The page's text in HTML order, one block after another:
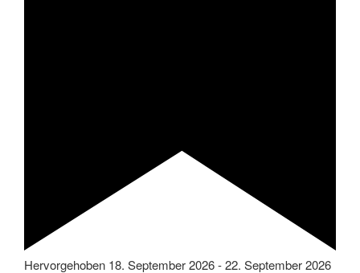
Hervorgehoben 18. September 2026-22. September 2026